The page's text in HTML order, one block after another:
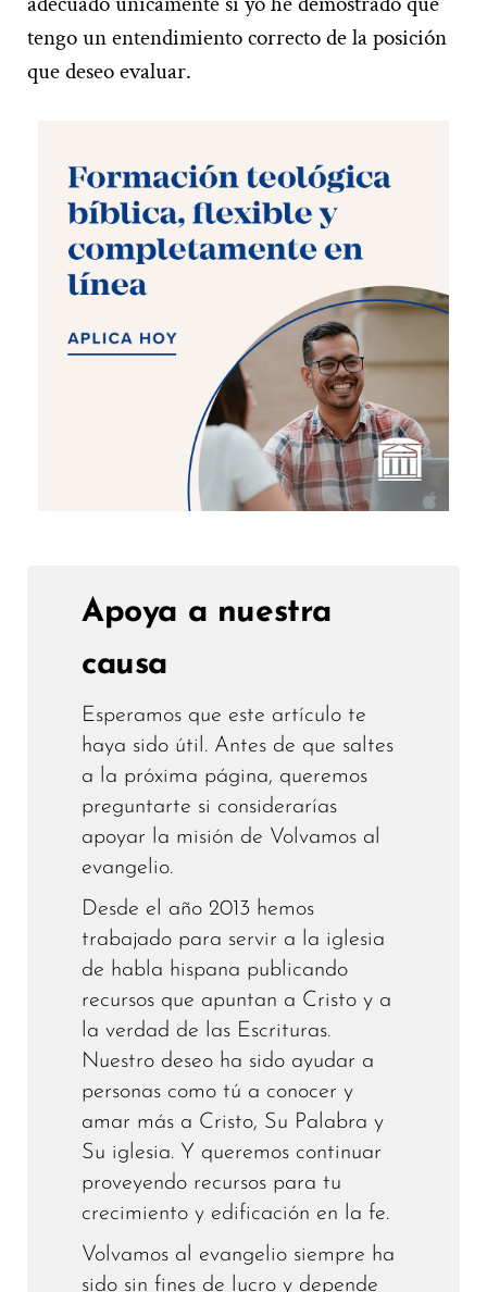
tengo un entendimiento correcto de la posición
que deseo evaluar.
Apoya a nuestra
causa
Esperamos que este artículo te
haya sido útil. Antes de que saltes
a la próxima página, queremos
preguntarte si considerarías
apoyar la misión de Volvamos al
evangelio.
Desde el año 2013 hemos
trabajado para servir a la iglesia
de habla hispana publicando
recursos que apuntan a Cristo y a
la verdad de las Escrituras.
Nuestro deseo ha sido ayudar a
personas como tú a conocer y
amar más a Cristo, Su Palabra y
Su iglesia. Y queremos continuar
proveyendo recursos para tu
crecimiento y edificación en la fe.
Volvamos al evangelio siempre ha
sido sin fines de lucro y depende